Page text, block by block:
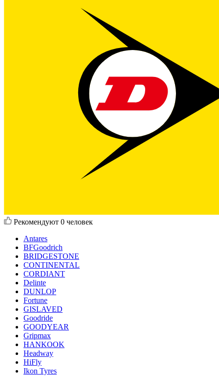
Рекомендуют 0 человек
Antares
BFGoodrich
BRIDGESTONE
CONTINENTAL
CORDIANT
Delinte
DUNLOP
Fortune
GISLAVED
Goodride
GOODYEAR
Gripmax
HANKOOK
Headway
HiFly
Ikon Tyres